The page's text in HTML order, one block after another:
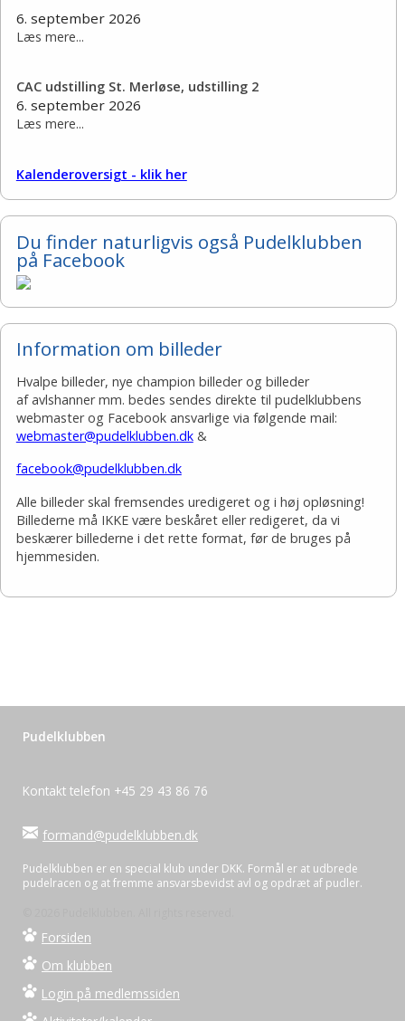
6. september 2026
Læs mere...
CAC udstilling St. Merløse, udstilling 2
6. september 2026
Læs mere...
Kalenderoversigt - klik her
Du finder naturligvis også Pudelklubben
på Facebook
Information om billeder
Hvalpe billeder, nye champion billeder og billeder
af avlshanner mm. bedes sendes direkte til pudelklubbens
webmaster og Facebook ansvarlige via følgende mail:
webmaster@pudelklubben.dk&
facebook@pudelklubben.dk
Alle billeder skal fremsendes uredigeret og i høj opløsning!
Billederne må IKKE være beskåret eller redigeret, da vi
beskærer billederne i det rette format, før de bruges på
hjemmesiden.
Pudelklubben
Kontakt telefon +45 29 43 86 76
formand@pudelklubben.dk
Pudelklubben er en special klub under DKK. Formål er at udbrede
pudelracen og at fremme ansvarsbevidst avl og opdræt af pudler.
Forsiden
Om klubben
Login på medlemssiden